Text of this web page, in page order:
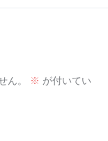
ん。 ※ が付いてい